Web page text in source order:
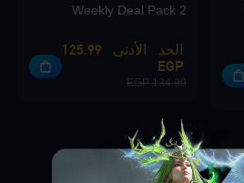
Weekly Deal Pack 2
الحد الأدنى 125.99
EGP
134.99 EGP